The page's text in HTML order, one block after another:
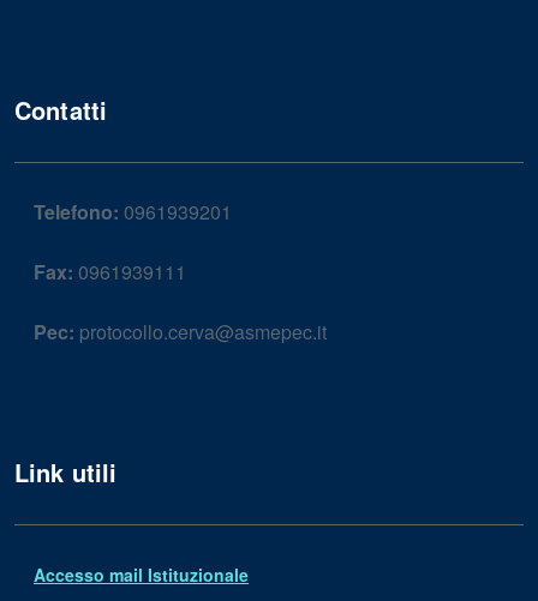
Contatti
Telefono: 0961939201
Fax: 0961939111
Pec: protocollo.cerva@asmepec.it
Link utili
Accesso mail Istituzionale